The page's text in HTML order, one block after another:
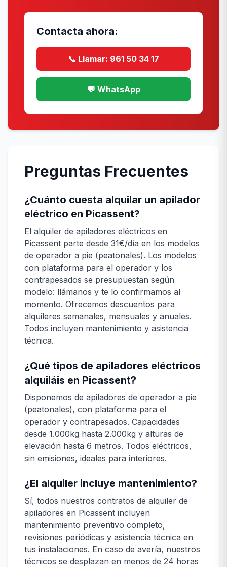
Contacta ahora:
📞 Llamar: 961 50 34 17
💬 WhatsApp
Preguntas Frecuentes
¿Cuánto cuesta alquilar un apilador
eléctrico en Picassent?
El alquiler de apiladores eléctricos en
Picassent parte desde 31€/día en los modelos
de operador a pie (peatonales). Los modelos
con plataforma para el operador y los
contrapesados se presupuestan según
modelo: llámanos y te lo confirmamos al
momento. Ofrecemos descuentos para
alquileres semanales, mensuales y anuales.
Todos incluyen mantenimiento y asistencia
técnica.
¿Qué tipos de apiladores eléctricos
alquiláis en Picassent?
Disponemos de apiladores de operador a pie
(peatonales), con plataforma para el
operador y contrapesados. Capacidades
desde 1.000kg hasta 2.000kg y alturas de
elevación hasta 6 metros. Todos eléctricos,
sin emisiones, ideales para interiores.
¿El alquiler incluye mantenimiento?
Sí, todos nuestros contratos de alquiler de
apiladores en Picassent incluyen
mantenimiento preventivo completo,
revisiones periódicas y asistencia técnica en
tus instalaciones. En caso de avería, nuestros
técnicos se desplazan en menos de 24 horas